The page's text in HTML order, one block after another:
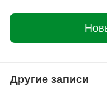
Другие записи